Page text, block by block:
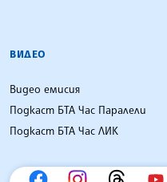
ВИДЕО
Видео емисия
Подкаст БТА Час Паралели
Подкаст БТА Час ЛИК